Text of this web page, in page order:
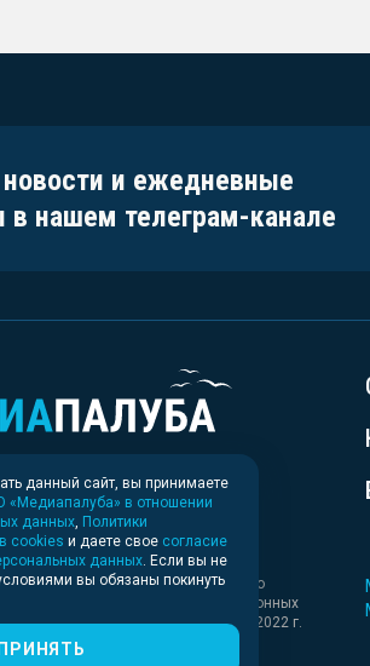
и ежедневные
нашем телеграм-канале
СМИ ИА № ФС 77 - 83037 выдано
надзору в сфере связи, информационных
(Роскомнадзор) 30.03.2022 г.
данный сайт, вы принимаете
«Медиапалуба» в отношении
данных Политики
cookies и даете свое согласие
данных . Если вы не
вы обязаны покинуть
ПРИНЯТЬ